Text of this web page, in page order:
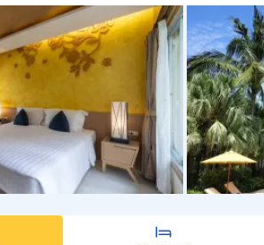
vom